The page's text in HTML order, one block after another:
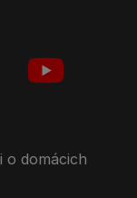
o domácich